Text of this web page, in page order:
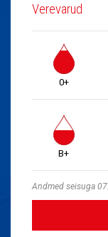
Verevarud
0+
B+
Andmed seisuga